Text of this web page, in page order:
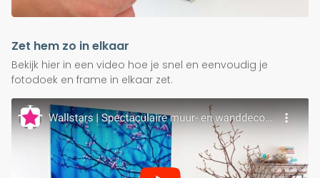
Zet hem zo in elkaar
Bekijk hier in een video hoe je snel en eenvoudig je
fotodoek en frame in elkaar zet.